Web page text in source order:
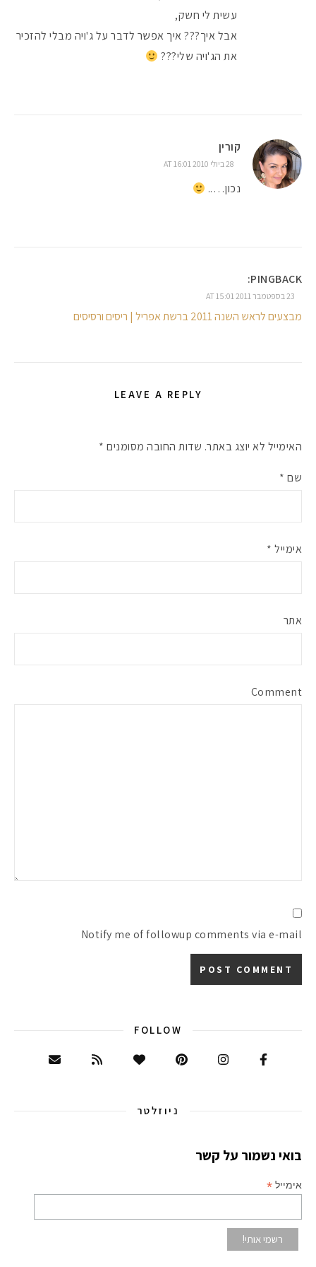
עשית לי חשק,
אבל איך??? איך אפשר לדבר על ג'ויה מבלי להזכיר
את הג'ויה שלי???
קורין
28 ביולי 2010 AT 16:01
נכון…..
PINGBACK:
23 בספטמבר 2011 AT 15:01
מבצעים לראש השנה 2011 ברשת אפריל | ריסים ורסיסים
LEAVE A REPLY
האימייל לא יוצג באתר. שדות החובה מסומנים *
שם *
אימייל *
אתר
Comment
Notify me of followup comments via e-mail
FOLLOW
ניוזלטר
בואי נשמור על קשר
אימייל *